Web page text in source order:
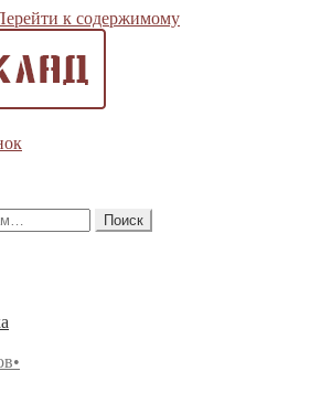
к содержимому
Поиск